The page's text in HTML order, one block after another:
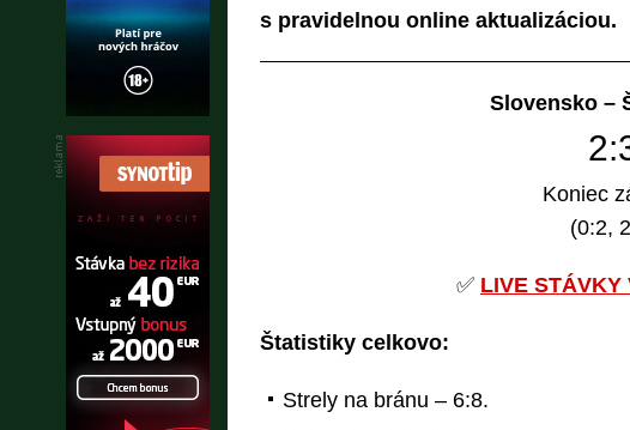
s pravidelnou online aktualizáciou.
Slovensko –
Koniec
(0:2,
✅ LIVE STÁVKY
Štatistiky celkovo:
Strely na bránu – 6:8.